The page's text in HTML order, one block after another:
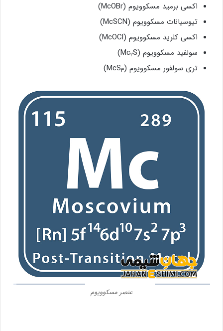
اکسی برمید مسکوویوم (McOBr)
تیوسیانات مسکوویوم (McSCN)
اکسی کلرید مسکوویوم (McOCl)
سولفید مسکوویوم (Mc ۲S)
تری سولفور مسکوویوم (McS۳ )
عنصر مسکوویوم